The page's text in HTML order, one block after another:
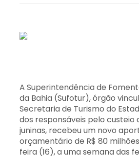
A Superintendência de
da Bahia (Sufotur), órgão
Secretaria de Turismo do
dos responsáveis pelo custeio
juninas, recebeu um novo
orçamentário de R$ 80
feira (16), a uma semana das